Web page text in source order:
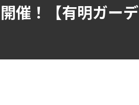
催！【有明ガーデ